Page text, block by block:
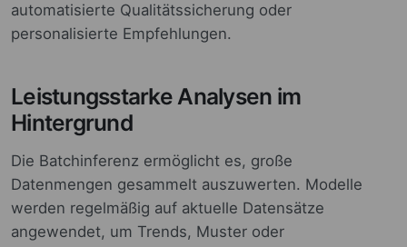
automatisierte Qualitätssicherung oder
personalisierte Empfehlungen.
Leistungsstarke Analysen im
Hintergrund
Die Batchinferenz ermöglicht es, große
Datenmengen gesammelt auszuwerten. Modelle
werden regelmäßig auf aktuelle Datensätze
angewendet, um Trends, Muster oder